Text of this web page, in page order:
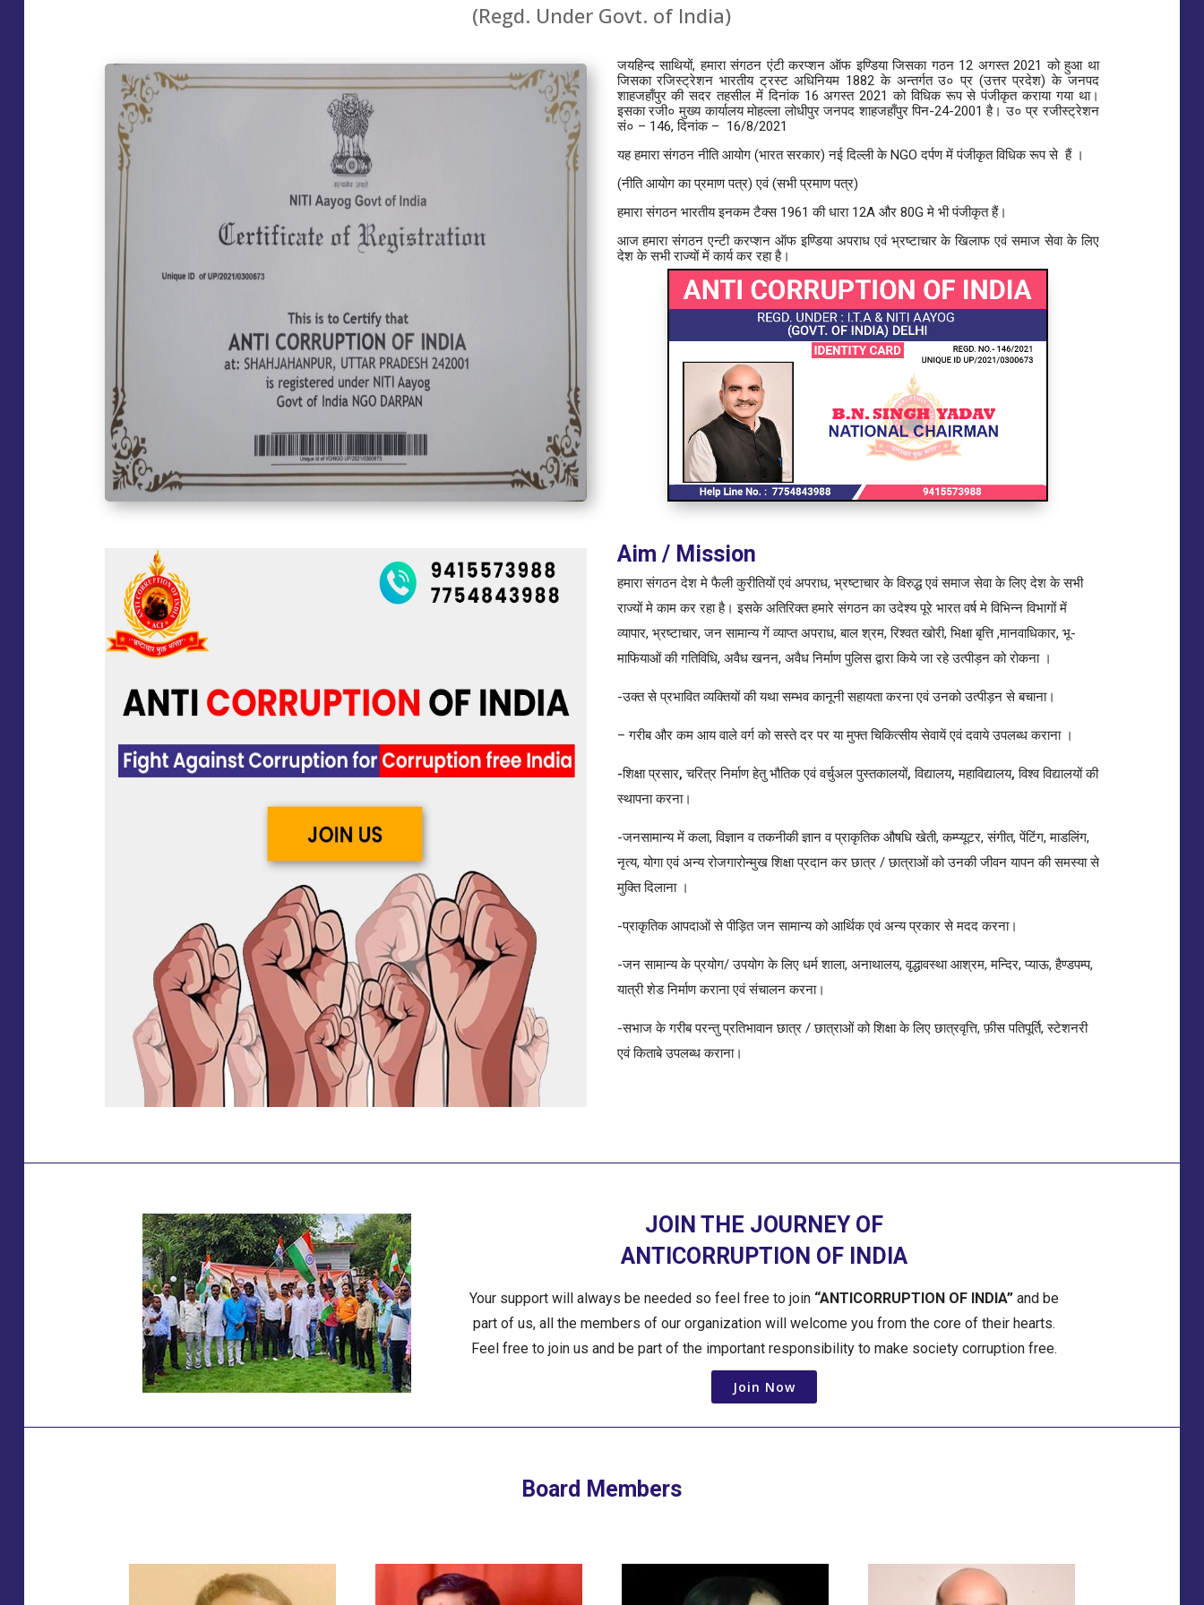
(Regd. Under Govt. of India)
जयहिन्द साथियों, हमारा संगठन एंटी करप्शन ऑफ इण्डिया जिसका गठन 12 अगस्त 2021 को हुआ था
जिसका रजिस्ट्रेशन भारतीय ट्रस्ट अधिनियम 1882 के अन्तर्गत उ० प्र (उत्तर प्रदेश) के जनपद
शाहजहाँपुर की सदर तहसील में दिनांक 16 अगस्त 2021 को विधिक रूप से पंजीकृत कराया गया था।
इसका रजी० मुख्य कार्यालय मोहल्ला लोधीपुर जनपद शाहजहाँपुर पिन-24-2001 है। उ० प्र रजीस्ट्रेशन
सं० – 146, दिनांक – 16/8/2021
यह हमारा संगठन नीति आयोग (भारत सरकार) नई दिल्ली के NGO दर्पण में पंजीकृत विधिक रूप से हैं ।
(नीति आयोग का प्रमाण पत्र) एवं (सभी प्रमाण पत्र)
हमारा संगठन भारतीय इनकम टैक्स 1961 की धारा 12A और 80G मे भी पंजीकृत हैं।
आज हमारा संगठन एन्टी करप्शन ऑफ इण्डिया अपराध एवं भ्रष्टाचार के खिलाफ एवं समाज सेवा के लिए
देश के सभी राज्यों में कार्य कर रहा है।
Aim / Mission
हमारा संगठन देश मे फैली कुरीतियों एवं अपराध, भ्रष्टाचार के विरुद्ध एवं समाज सेवा के लिए देश के सभी
राज्यों मे काम कर रहा है। इसके अतिरिक्त हमारे संगठन का उदेश्य पूरे भारत वर्ष मे विभिन्न विभागों में
व्यापार, भ्रष्टाचार, जन सामान्य गें व्याप्त अपराध, बाल श्रम, रिश्वत खोरी, भिक्षा बृत्ति ,मानवाधिकार, भू-
माफियाओं की गतिविधि, अवैध खनन, अवैध निर्माण पुलिस द्वारा किये जा रहे उत्पीड़न को रोकना ।
-उक्त से प्रभावित व्यक्तियों की यथा सम्भव कानूनी सहायता करना एवं उनको उत्पीड़न से बचाना।
– गरीब और कम आय वाले वर्ग को सस्ते दर पर या मुफ्त चिकित्सीय सेवायें एवं दवाये उपलब्ध कराना ।
-शिक्षा प्रसार, चरित्र निर्माण हेतु भौतिक एवं वर्चुअल पुस्तकालयों, विद्यालय, महाविद्यालय, विश्व विद्यालयों की
स्थापना करना।
-जनसामान्य में कला, विज्ञान व तकनीकी ज्ञान व प्राकृतिक औषधि खेती, कम्प्यूटर, संगीत, पेंटिंग, माडलिंग,
नृत्य, योगा एवं अन्य रोजगारोन्मुख शिक्षा प्रदान कर छात्र / छात्राओं को उनकी जीवन यापन की समस्या से
मुक्ति दिलाना ।
-प्राकृतिक आपदाओं से पीड़ित जन सामान्य को आर्थिक एवं अन्य प्रकार से मदद करना।
-जन सामान्य के प्रयोग/ उपयोग के लिए धर्म शाला, अनाथालय, वृद्धावस्था आश्रम, मन्दिर, प्याऊ, हैण्डपम्प,
यात्री शेड निर्माण कराना एवं संचालन करना।
-सभाज के गरीब परन्तु प्रतिभावान छात्र / छात्राओं को शिक्षा के लिए छात्रवृत्ति, फ़ीस पतिपूर्ति, स्टेशनरी
एवं किताबे उपलब्ध कराना।
JOIN THE JOURNEY OF
ANTICORRUPTION OF INDIA
Your support will always be needed so feel free to join “ANTICORRUPTION OF INDIA” and be
part of us, all the members of our organization will welcome you from the core of their hearts.
Feel free to join us and be part of the important responsibility to make society corruption free.
Join Now
Board Members